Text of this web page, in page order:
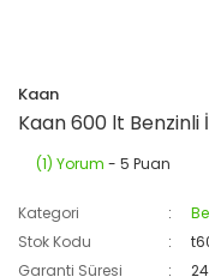
Kaan
Kaan 600 lt Benzinli
(1) Yorum - 5 Puan
Kategori
Stok Kodu
Garanti Süresi